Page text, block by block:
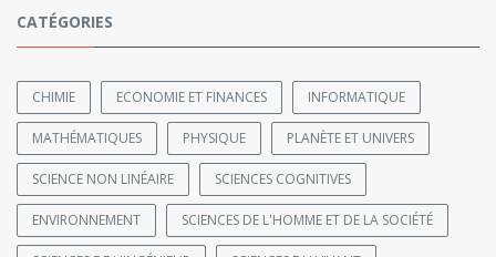
CATÉGORIES
CHIMIE ECONOMIE ET FINANCES INFORMATIQUE
MATHÉMATIQUES PHYSIQUE PLANÈTE ET UNIVERS
SCIENCE NON LINÉAIRE SCIENCES COGNITIVES
ENVIRONNEMENT SCIENCES DE L'HOMME ET DE LA SOCIÉTÉ